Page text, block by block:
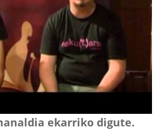
ekarriko digute.